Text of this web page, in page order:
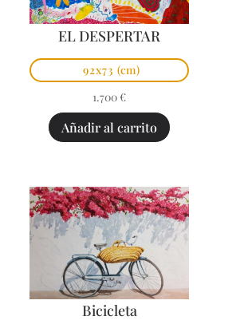
EL DESPERTAR
92x73 (cm)
1.700 €
Añadir al carrito
Bicicleta